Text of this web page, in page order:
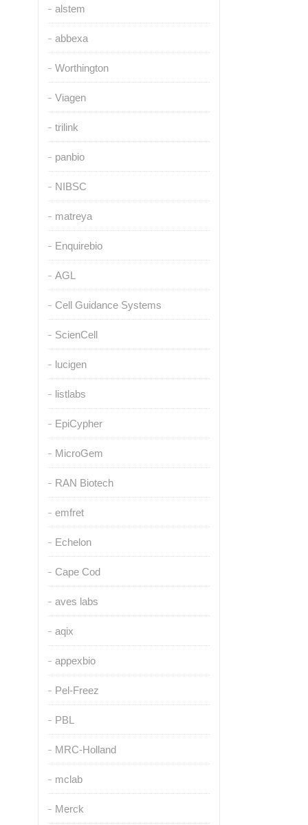
alstem
abbexa
Worthington
Viagen
trilink
panbio
NIBSC
matreya
Enquirebio
AGL
Cell Guidance Systems
ScienCell
lucigen
listlabs
EpiCypher
MicroGem
RAN Biotech
emfret
Echelon
Cape Cod
aves labs
aqix
appexbio
Pel-Freez
PBL
MRC-Holland
mclab
Merck